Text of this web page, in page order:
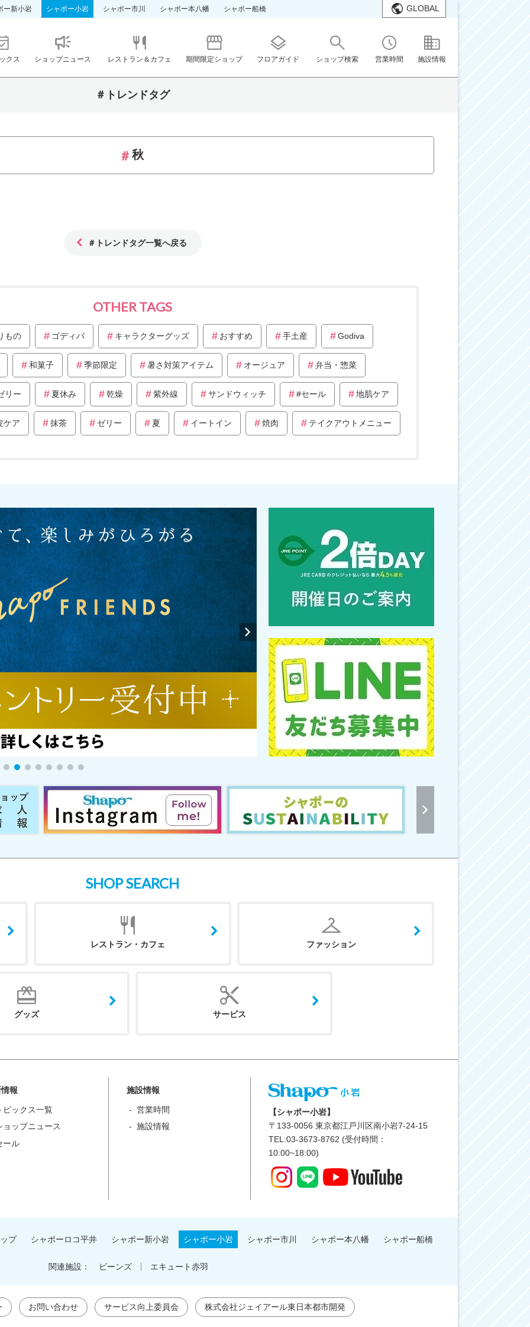
ー新小岩 シャポー小岩 シャポー市川 シャポー本八幡 シャポー船橋 GLOBAL
クス ショップニュース レストラン＆カフェ 期間限定ショップ フロアガイド ショップ検索 営業時間 施設情報
＃トレンドタグ
秋
＃トレンドタグ一覧へ戻る
OTHER TAGS
もの ゴディバ キャラクターグッズ おすすめ 手土産 Godiva
和菓子 季節限定 暑さ対策アイテム オージュア 弁当・惣菜
リー 夏休み 乾燥 紫外線 サンドウィッチ #セール 地肌ケア
ケア 抹茶 ゼリー 夏 イートイン 焼肉 テイクアウトメニュー
SHOP SEARCH
レストラン・カフェ ファッション
グッズ サービス
報
ピックス一覧
ョップニュース
ール
施設情報
営業時間
施設情報
【シャポー小岩】
〒 133-0056 東京都江戸川区南小岩7-24-15
TEL:03-3673-8762 (受付時間：
10:00~18:00)
プ シャポーロコ平井 シャポー新小岩 シャポー小岩 シャポー市川 シャポー本八幡 シャポー船橋
関連施設： ビーンズ エキュート赤羽
お問い合わせ サービス向上委員会 株式会社ジェイアール東日本都市開発